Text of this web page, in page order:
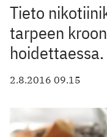
Tieto
tarpeen
hoidettaessa.
2.8.2016 09.15